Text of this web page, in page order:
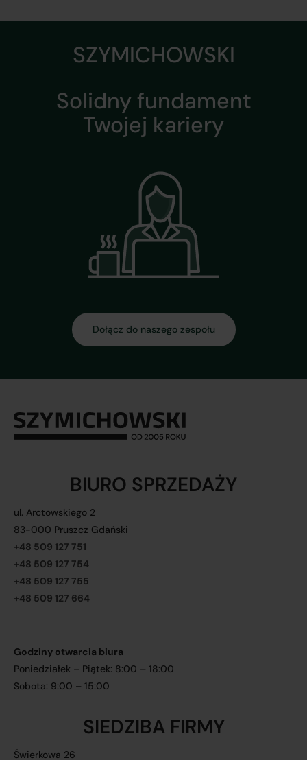
BIURO SPRZEDAŻY
ul. Arctowskiego 2
83-000 Pruszcz Gdański
+48 509 127 751
+48 509 127 754
+48 509 127 755
+48 509 127 664
Godziny otwarcia biura
Poniedziałek – Piątek: 8:00 – 18:00
Sobota: 9:00 – 15:00
SIEDZIBA FIRMY
Świerkowa 26
SZYMICHOWSKI
Solidny fundament
Twojej kariery
Dołącz do naszego zespołu